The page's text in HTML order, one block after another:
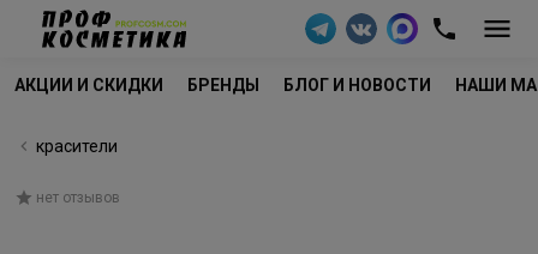
АКЦИИ И СКИДКИ БРЕНДЫ БЛОГ И НОВОСТИ НАШИ
красители
нет отзывов